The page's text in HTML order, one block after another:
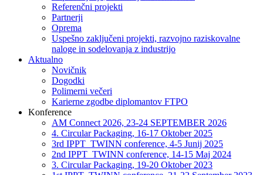
Referenčni projekti
Partnerji
Oprema
Uspešno zaključeni projekti, razvojno raziskovalne
naloge in sodelovanja z industrijo
Aktualno
Novičnik
Dogodki
Polimerni večeri
Karierne zgodbe diplomantov FTPO
Konference
AM Connect 2026, 23-24 SEPTEMBER 2026
4. Circular Packaging, 16-17 Oktober 2025
3rd IPPT_TWINN conference, 4-5 Junij 2025
2nd IPPT_TWINN conference, 14-15 Maj 2024
3. Circular Packaging, 19-20 Oktober 2023